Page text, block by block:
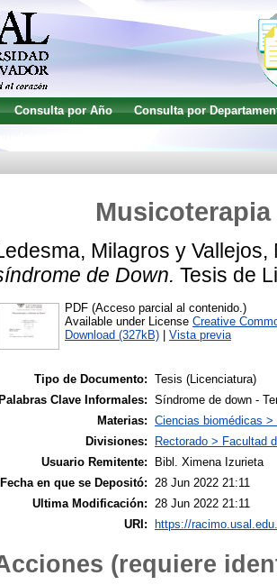
Consulta por Año
Consulta por
Milagros y Vallejos,
de Down. Tesis de
PDF (Acceso parcial al contenido.)
Available under License Creative
Download (327kB)
Vista previa
Tipo de Documento: Tesis (Licenciatura)
Palabras Clave Informales: Síndrome de down -
Materias: Ciencias biomédicas
Divisiones:
Rectorado > Facultad
Usuario Remitente:
Bibl. Ximena Izurieta
Fecha en que se Depositó: 28 Jun 2022 21:11
Ultima Modificación: 28 Jun 2022 21:11
URI:
https://
(requiere